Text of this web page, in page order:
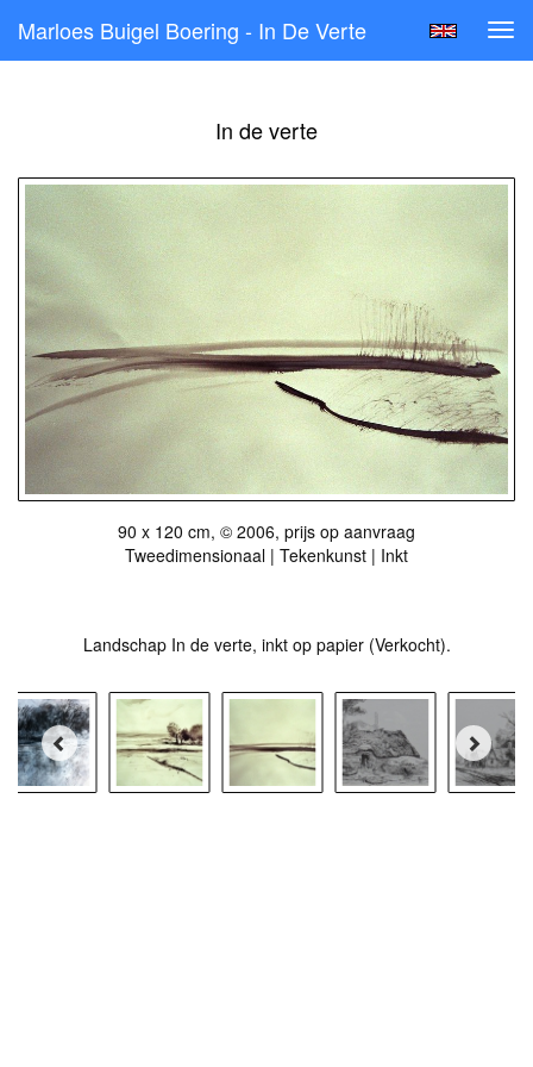
Marloes Buigel Boering - In De Verte
In de verte
90 x 120 cm, © 2006, prijs op aanvraag
Tweedimensionaal | Tekenkunst | Inkt
Landschap In de verte, inkt op papier (Verkocht).